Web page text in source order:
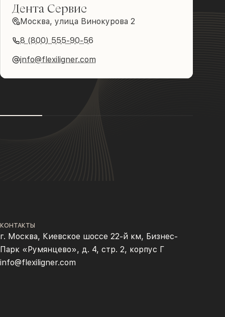
Дента Сервис
Москва, улица Винокурова 2
8 (800) 555-90-56
info@flexiligner.com
КОНТАКТЫ
г. Москва, Киевское шоссе 22-й км, Бизнес-
Парк «Румянцево», д. 4, стр. 2, корпус Г
info@flexiligner.com